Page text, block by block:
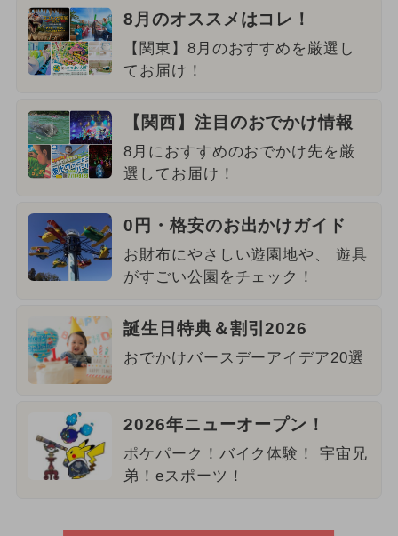
8月のオススメはコレ！
【関東】8月のおすすめを厳選し
てお届け！
【関西】注目のおでかけ情報
8月におすすめのおでかけ先を厳
選してお届け！
0円・格安のお出かけガイド
お財布にやさしい遊園地や、 遊具
がすごい公園をチェック！
誕生日特典＆割引2026
おでかけバースデーアイデア20選
2026年ニューオープン！
ポケパーク！バイク体験！ 宇宙兄
弟！eスポーツ！